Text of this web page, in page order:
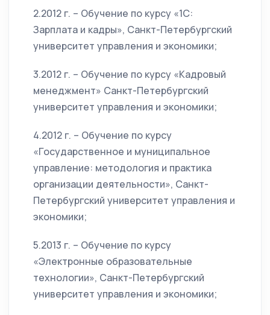
2.2012 г. – Обучение по курсу «1С:
Зарплата и кадры», Санкт-Петербургский
университет управления и экономики;
3.2012 г. – Обучение по курсу «Кадровый
менеджмент» Санкт-Петербургский
университет управления и экономики;
4.2012 г. – Обучение по курсу
«Государственное и муниципальное
управление: методология и практика
организации деятельности», Санкт-
Петербургский университет управления и
экономики;
5.2013 г. – Обучение по курсу
«Электронные образовательные
технологии», Санкт-Петербургский
университет управления и экономики;